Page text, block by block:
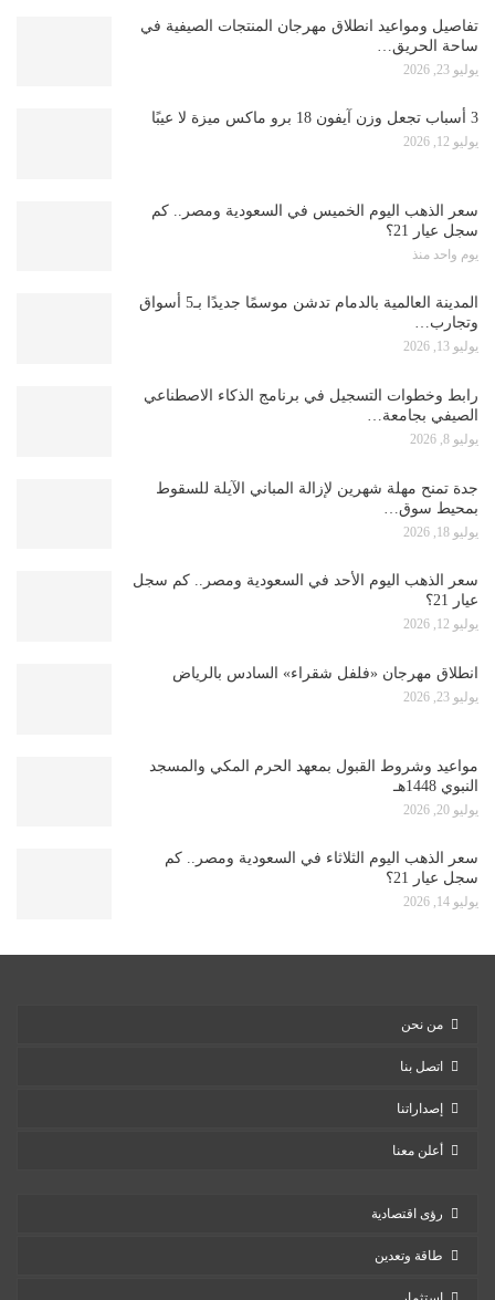
تفاصيل ومواعيد انطلاق مهرجان المنتجات الصيفية في
ساحة الحريق…
يوليو 23, 2026
3 أسباب تجعل وزن آيفون 18 برو ماكس ميزة لا عيبًا
يوليو 12, 2026
سعر الذهب اليوم الخميس في السعودية ومصر.. كم
سجل عيار 21؟
يوم واحد منذ
المدينة العالمية بالدمام تدشن موسمًا جديدًا بـ5 أسواق
وتجارب…
يوليو 13, 2026
رابط وخطوات التسجيل في برنامج الذكاء الاصطناعي
الصيفي بجامعة…
يوليو 8, 2026
جدة تمنح مهلة شهرين لإزالة المباني الآيلة للسقوط
بمحيط سوق…
يوليو 18, 2026
سعر الذهب اليوم الأحد في السعودية ومصر.. كم سجل
عيار 21؟
يوليو 12, 2026
انطلاق مهرجان «فلفل شقراء» السادس بالرياض
يوليو 23, 2026
مواعيد وشروط القبول بمعهد الحرم المكي والمسجد
النبوي 1448هـ
يوليو 20, 2026
سعر الذهب اليوم الثلاثاء في السعودية ومصر.. كم
سجل عيار 21؟
يوليو 14, 2026
من نحن
اتصل بنا
إصداراتنا
أعلن معنا
رؤى اقتصادية
طاقة وتعدين